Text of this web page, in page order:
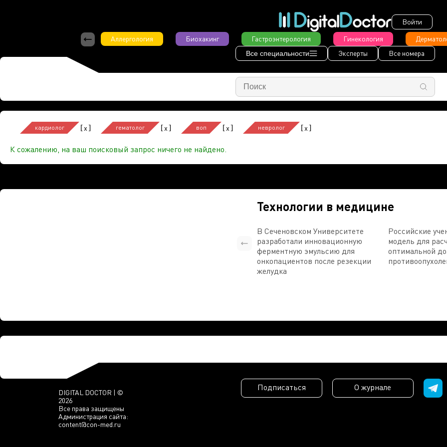
Войти
Аллергология
Биохакинг Гастроэнтерология Гинекология
Все специальности Эксперты Все номера
кардиолог [x] гематолог [x] воп [x] невролог [x]
К сожалению, на ваш поисковый запрос ничего не найдено.
Технологии в медицине
В Сеченовском Университете
разработали инновационную
ферментную эмульсию для
онкопациентов после резекции
желудка
Российские
модель для
оптимальной
DIGITAL DOCTOR | ©
2026
Все права защищены
Администрация сайта:
content@con-med.ru
Подписаться О журнале